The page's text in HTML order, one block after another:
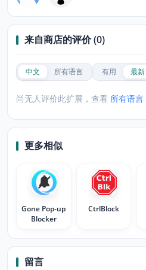
来自商店的评价 (0)
中文 所有语言 有用 最新
尚无人评价此扩展，查看 所有语言
更多相似
Gone Pop-up
Blocker
CtrlBlock
留言